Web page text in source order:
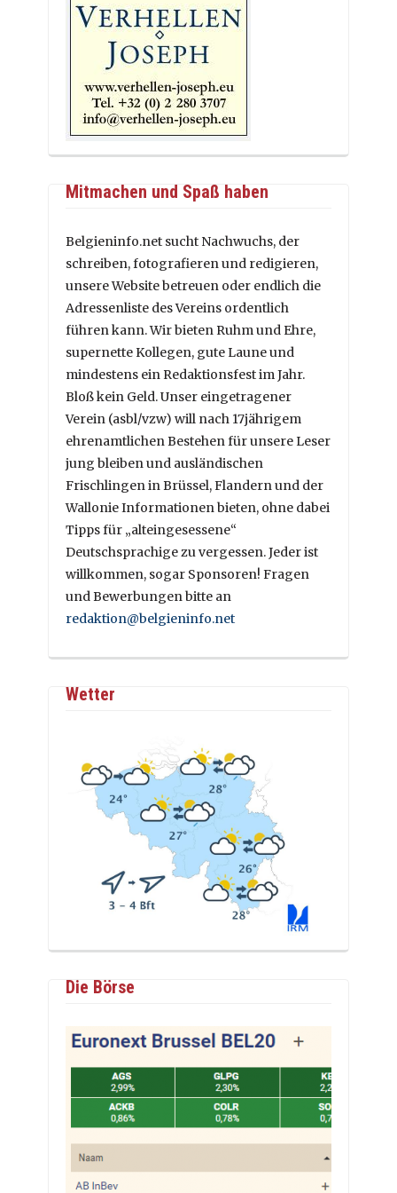
Mitmachen und Spaß haben
Belgieninfo.net sucht Nachwuchs, der
schreiben, fotografieren und redigieren,
unsere Website betreuen oder endlich die
Adressenliste des Vereins ordentlich
führen kann. Wir bieten Ruhm und Ehre,
supernette Kollegen, gute Laune und
mindestens ein Redaktionsfest im Jahr.
Bloß kein Geld. Unser eingetragener
Verein (asbl/vzw) will nach 17jährigem
ehrenamtlichen Bestehen für unsere Leser
jung bleiben und ausländischen
Frischlingen in Brüssel, Flandern und der
Wallonie Informationen bieten, ohne dabei
Tipps für „alteingesessene“
Deutschsprachige zu vergessen. Jeder ist
willkommen, sogar Sponsoren! Fragen
und Bewerbungen bitte an
redaktion@belgieninfo.net
Wetter
Die Börse